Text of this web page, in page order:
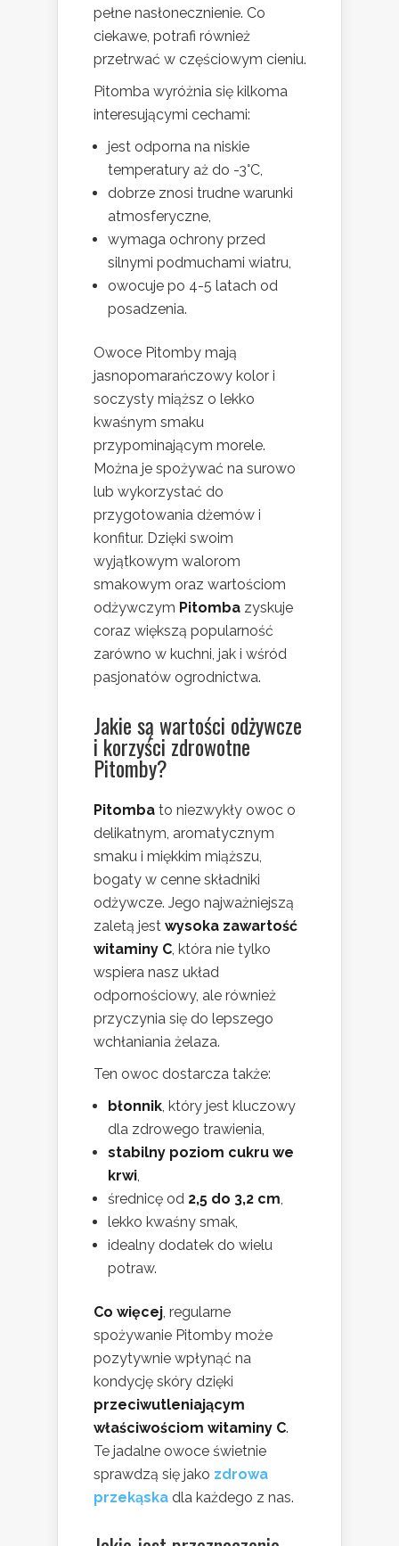
pełne nasłonecznienie. Co
ciekawe, potrafi również
przetrwać w częściowym cieniu.
Pitomba wyróżnia się kilkoma
interesującymi cechami:
jest odporna na niskie
temperatury aż do -3°C,
dobrze znosi trudne warunki
atmosferyczne,
wymaga ochrony przed
silnymi podmuchami wiatru,
owocuje po 4-5 latach od
posadzenia.
Owoce Pitomby mają
jasnopomarańczowy kolor i
soczysty miąższ o lekko
kwaśnym smaku
przypominającym morele.
Można je spożywać na surowo
lub wykorzystać do
przygotowania dżemów i
konfitur. Dzięki swoim
wyjątkowym walorom
smakowym oraz wartościom
odżywczym Pitomba zyskuje
coraz większą popularność
zarówno w kuchni, jak i wśród
pasjonatów ogrodnictwa.
Jakie są wartości odżywcze
i korzyści zdrowotne
Pitomby?
Pitomba to niezwykły owoc o
delikatnym, aromatycznym
smaku i miękkim miąższu,
bogaty w cenne składniki
odżywcze. Jego najważniejszą
zaletą jest wysoka zawartość
witaminy C, która nie tylko
wspiera nasz układ
odpornościowy, ale również
przyczynia się do lepszego
wchłaniania żelaza.
Ten owoc dostarcza także:
błonnik, który jest kluczowy
dla zdrowego trawienia,
stabilny poziom cukru we
krwi,
średnicę od 2,5 do 3,2 cm,
lekko kwaśny smak,
idealny dodatek do wielu
potraw.
Co więcej, regularne
spożywanie Pitomby może
pozytywnie wpłynąć na
kondycję skóry dzięki
przeciwutleniającym
właściwościom witaminy C.
Te jadalne owoce świetnie
sprawdzą się jako zdrowa
przekąska dla każdego z nas.